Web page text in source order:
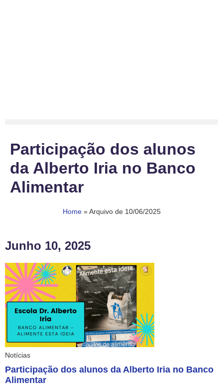
Participação dos alunos
da Alberto Iria no Banco
Alimentar
Home»Arquivo de 10/06/2025
Junho 10, 2025
Notícias
Participação dos alunos da Alberto Iria no Banco
Alimentar